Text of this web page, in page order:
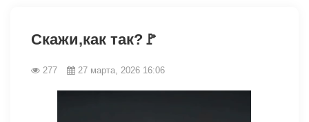
Скажи,как так?🚩
277 27 марта, 2026 16:06